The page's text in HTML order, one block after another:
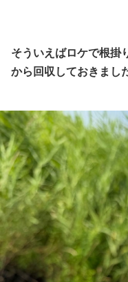
そういえばロケで根掛
から回収しておきまし